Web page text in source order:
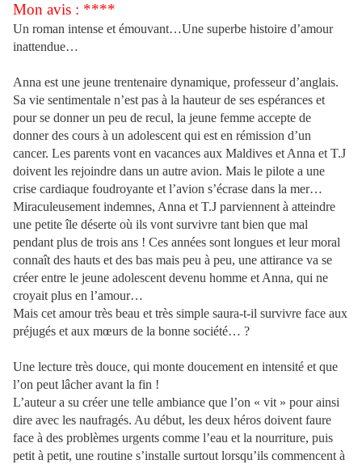
Mon avis : ****
Un roman intense et émouvant…Une superbe histoire d’amour
inattendue…
Anna est une jeune trentenaire dynamique, professeur d’anglais.
Sa vie sentimentale n’est pas à la hauteur de ses espérances et
pour se donner un peu de recul, la jeune femme accepte de
donner des cours à un adolescent qui est en rémission d’un
cancer. Les parents vont en vacances aux Maldives et Anna et T.J
doivent les rejoindre dans un autre avion. Mais le pilote a une
crise cardiaque foudroyante et l’avion s’écrase dans la mer…
Miraculeusement indemnes, Anna et T.J parviennent à atteindre
une petite île déserte où ils vont survivre tant bien que mal
pendant plus de trois ans ! Ces années sont longues et leur moral
connaît des hauts et des bas mais peu à peu, une attirance va se
créer entre le jeune adolescent devenu homme et Anna, qui ne
croyait plus en l’amour…
Mais cet amour très beau et très simple saura-t-il survivre face aux
préjugés et aux mœurs de la bonne société… ?
Une lecture très douce, qui monte doucement en intensité et que
l’on peut lâcher avant la fin !
L’auteur a su créer une telle ambiance que l’on « vit » pour ainsi
dire avec les naufragés. Au début, les deux héros doivent faure
face à des problèmes urgents comme l’eau et la nourriture, puis
petit à petit, une routine s’installe surtout lorsqu’ils commencent à